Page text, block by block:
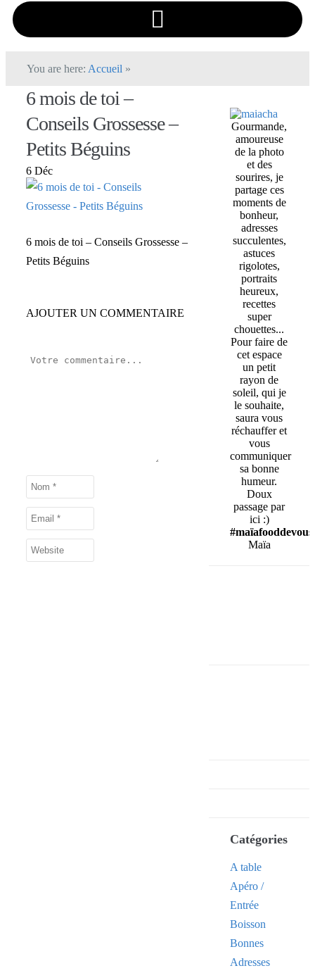
You are here: Accueil »
6 mois de toi –
Conseils Grossesse –
Petits Béguins
6 Déc
6 mois de toi – Conseils Grossesse –
Petits Béguins
AJOUTER UN COMMENTAIRE
Gourmande,
amoureuse
de la photo
et des
sourires, je
partage ces
moments de
bonheur,
adresses
succulentes,
astuces
rigolotes,
portraits
heureux,
recettes
super
chouettes...
Pour faire de
cet espace
un petit
rayon de
soleil, qui je
le souhaite,
saura vous
réchauffer et
vous
communiquer
sa bonne
humeur.
Doux
passage par
ici :)
#maïafooddevous
Maïa
Catégories
A table
Apéro /
Entrée
Boisson
Bonnes
Adresses